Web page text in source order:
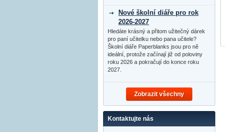
Nové školní diáře pro rok
2026-2027
Hledáte krásný a přitom užitečný dárek
pro paní učitelku nebo pana učitele?
Školní diáře Paperblanks jsou pro ně
ideální, protože začínají již od poloviny
roku 2026 a pokračují do konce roku
2027.
Zobrazit všechny
Kontaktujte nás